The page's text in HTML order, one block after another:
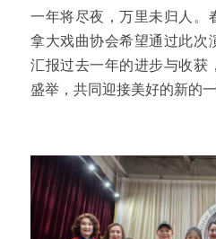
一年将尽夜，万里未归人。
拿大戏曲协会希望通过此次
汇报过去一年的进步与收获
盛举，共同迎接美好的新的一